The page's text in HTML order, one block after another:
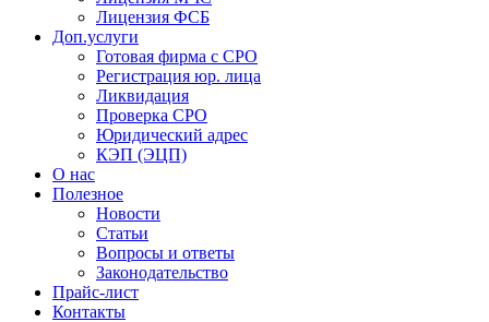
Лицензия ФСБ
Доп.услуги
Готовая фирма с СРО
Регистрация юр. лица
Ликвидация
Проверка СРО
Юридический адрес
КЭП (ЭЦП)
О нас
Полезное
Новости
Статьи
Вопросы и ответы
Законодательство
Прайс-лист
Контакты